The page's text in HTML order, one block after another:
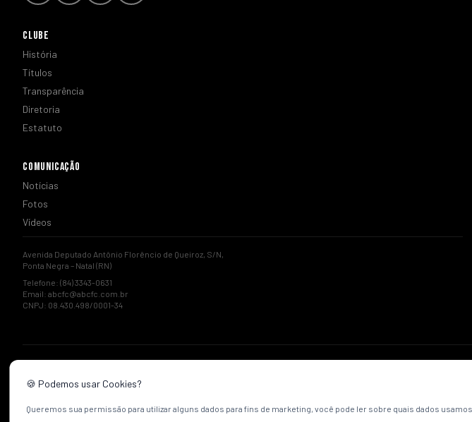
CLUBE
História
Títulos
Transparência
Diretoria
Estatuto
COMUNICAÇÃO
Notícias
Fotos
Vídeos
Avenida Deputado Antônio Florêncio de Queiroz, S/N,
Ponta Negra – Natal (RN)
Telefone: (84) 3343-0631
Email: abcfc@abcfc.com.br
CNPJ: 08.430.498/0001-34
Desenvolvido
🍪 Podemos usar Cookies?
Queremos sua permissão para utilizar alguns dados para fins de marketing, você pode ler sobre quais dados